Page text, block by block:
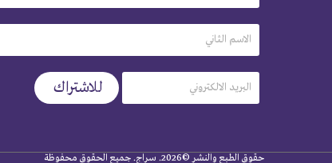
حقوق الطبع والنشر ©2026. سراج. جميع الحقوق محفوظة